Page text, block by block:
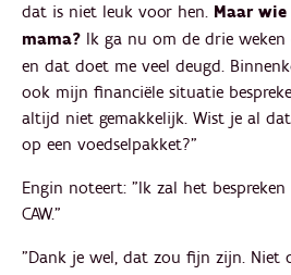
dat is niet leuk voor hen. Maar
mama? Ik ga nu om de drie weken
en dat doet me veel deugd.
ook mijn financiële situatie
altijd niet gemakkelijk. Wist je al
op een voedselpakket?"
Engin noteert: "Ik zal het
CAW."
"Dank je wel, dat zou fijn zijn. Niet